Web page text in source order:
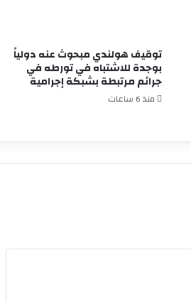
توقيف هولندي مبحوث عنه دولياً
بوجدة للاشتباه في تورطه في
جرائم مرتبطة بشبكة إجرامية
منذ 6 ساعات